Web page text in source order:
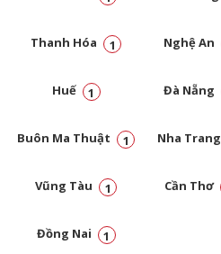
Thanh Hóa 1 Nghệ An
Huế 1 Đà Nẵng
Buôn Ma Thuật 1 Nha Trang
Vũng Tàu 1 Cần Thơ
Đồng Nai 1